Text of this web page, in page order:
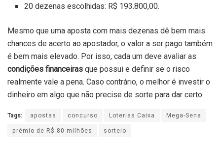
20 dezenas escolhidas: R$ 193.800,00.
Mesmo que uma aposta com mais dezenas dê bem mais
chances de acerto ao apostador, o valor a ser pago também
é bem mais elevado. Por isso, cada um deve avaliar as
condições financeiras que possui e definir se o risco
realmente vale a pena. Caso contrário, o melhor é investir o
dinheiro em algo que não precise de sorte para dar certo.
Tags: apostas concurso Loterias Caixa
Mega-Sena
prêmio de R$ 80 milhões
sorteio